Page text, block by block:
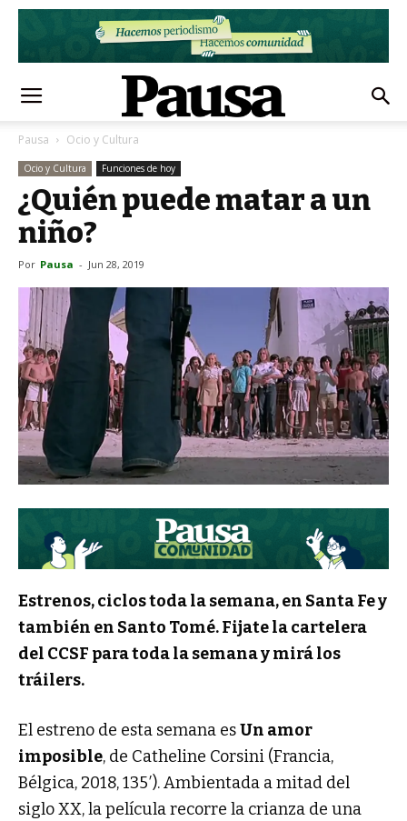
Pausa Ocio y Cultura
Ocio y Cultura Funciones de hoy
¿Quién puede matar a un
niño?
Por Pausa - Jun 28, 2019
Estrenos, ciclos toda la semana, en Santa Fe y
también en Santo Tomé. Fijate la cartelera
del CCSF para toda la semana y mirá los
tráilers.
El estreno de esta semana esUn amor
imposible, de Catheline Corsini (Francia,
Bélgica, 2018, 135′). Ambientada a mitad del
siglo XX, la película recorre la crianza de una